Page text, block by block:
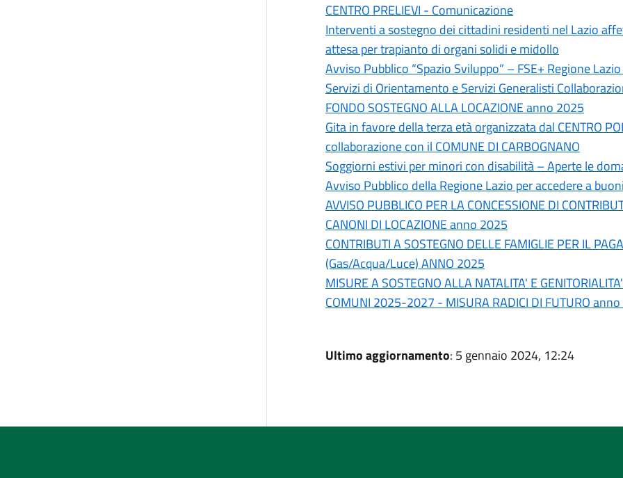
CENTRO PRELIEVI - Comunicazione
Interventi a sostegno dei cittadini residenti nel Lazio
attesa per trapianto di organi solidi e midollo
Avviso Pubblico “Spazio Sviluppo” – FSE+ Regione
Servizi di Orientamento e Servizi Generalisti
FONDO SOSTEGNO ALLA LOCAZIONE anno 2025
Gita in favore della terza età organizzata dal CENTRO
collaborazione con il COMUNE DI CARBOGNANO
Soggiorni estivi per minori con disabilità – Aperte le
Avviso Pubblico della Regione Lazio per accedere a
AVVISO PUBBLICO PER LA CONCESSIONE DI
CANONI DI LOCAZIONE anno 2025
CONTRIBUTI A SOSTEGNO DELLE FAMIGLIE PER IL
(Gas/Acqua/Luce) ANNO 2025
MISURE A SOSTEGNO ALLA NATALITA' E
COMUNI 2025-2027 - MISURA RADICI DI FUTURO
Ultimo aggiornamento: 5 gennaio 2024, 12:24